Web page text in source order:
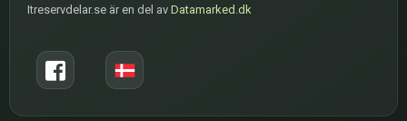
Itreservdelar.se är en del av Datamarked.dk